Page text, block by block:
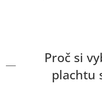
Proč si
plachtu